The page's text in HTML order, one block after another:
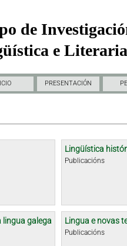
de
e
PRESENTACIÓN
Lingüística
Publicacións
lingua galega Lingua e novas
Publicacións